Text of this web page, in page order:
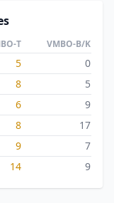
T VMBO-B/K
5
0
8
5
6
9
8
17
9
7
14 9